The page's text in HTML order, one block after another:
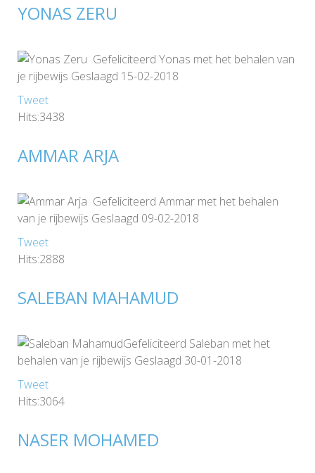
YONAS ZERU
Gefeliciteerd Yonas met het behalen van
je rijbewijs Geslaagd 15-02-2018
Tweet
Hits:3438
AMMAR ARJA
Gefeliciteerd Ammar met het behalen
van je rijbewijs Geslaagd 09-02-2018
Tweet
Hits:2888
SALEBAN MAHAMUD
Gefeliciteerd Saleban met het
behalen van je rijbewijs Geslaagd 30-01-2018
Tweet
Hits:3064
NASER MOHAMED